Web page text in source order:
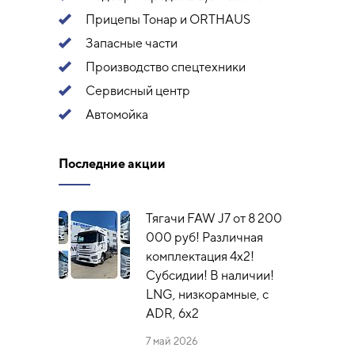
Прицепы Тонар и ORTHAUS
Запасные части
Производство спецтехники
Сервисный центр
Автомойка
Последние акции
Тягачи FAW J7 от 8 200
000 руб! Различная
комплектация 4х2!
Субсидии! В наличии!
LNG, низкорамные, с
ADR, 6x2
7 май 2026